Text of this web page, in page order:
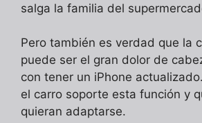
salga la familia del
Pero también es verdad que la
puede ser el gran dolor de
con tener un iPhone
el carro soporte esta función y
quieran adaptarse.